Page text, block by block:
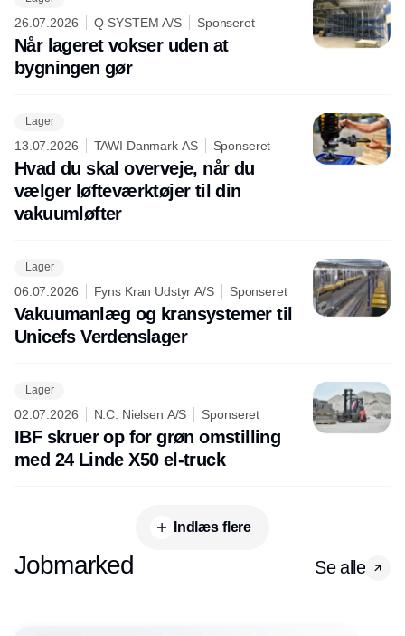
26.07.2026 Q-SYSTEM A/S Sponseret
Når lageret vokser uden at
bygningen gør
Lager
13.07.2026 TAWI Danmark AS Sponseret
Hvad du skal overveje, når du
vælger løfteværktøjer til din
vakuumløfter
Lager
06.07.2026 Fyns Kran Udstyr A/S Sponseret
Vakuumanlæg og kransystemer til
Unicefs Verdenslager
Lager
02.07.2026 N.C. Nielsen A/S Sponseret
IBF skruer op for grøn omstilling
med 24 Linde X50 el-truck
Indlæs flere
Jobmarked Se alle